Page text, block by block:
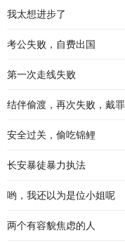
我太想进步了
考公失败，自费出国
第一次走线失败
结伴偷渡，再次失败，戴
安全过关，偷吃锦鲤
长安暴徒暴力执法
哟，我还以为是位小姐呢
两个有容貌焦虑的人